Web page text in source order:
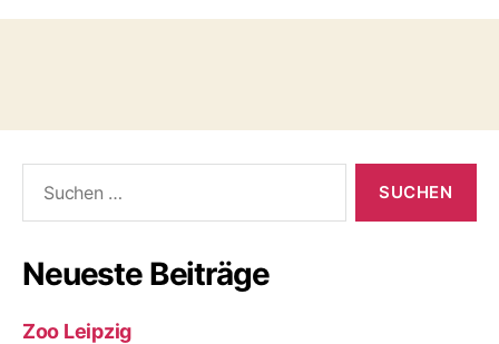
nach:
Neueste Beiträge
Zoo Leipzig